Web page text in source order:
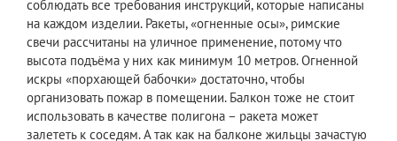
соблюдать все требования инструкций, которые написаны
на каждом изделии. Ракеты, «огненные осы», римские
свечи рассчитаны на уличное применение, потому что
высота подъёма у них как минимум 10 метров. Огненной
искры «порхающей бабочки» достаточно, чтобы
организовать пожар в помещении. Балкон тоже не стоит
использовать в качестве полигона – ракета может
залететь к соседям. А так как на балконе жильцы зачастую